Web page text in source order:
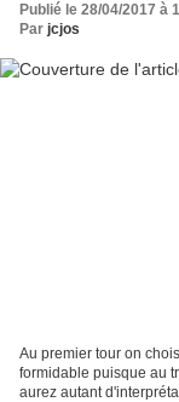
Publié le 28/04/2017 à
Par jcjos
Au premier tour on
formidable puisque au
aurez autant